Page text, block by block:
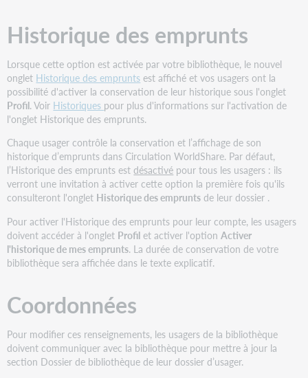
Historique des emprunts
Lorsque cette option est activée par votre bibliothèque, le nouvel
onglet Historique des emprunts est affiché et vos usagers ont la
possibilité d'activer la conservation de leur historique sous l'onglet
Profil. Voir Historiques pour plus d'informations sur l'activation de
l'onglet Historique des emprunts.
Chaque usager contrôle la conservation et l’affichage de son
historique d’emprunts dans Circulation WorldShare. Par défaut,
l’Historique des emprunts estdésactivé pour tous les usagers : ils
verront une invitation à activer cette option la première fois qu'ils
consulteront l'onglet Historique des emprunts de leur dossier .
Pour activer l'Historique des emprunts pour leur compte, les usagers
doivent accéder à l'onglet Profil et activer l'optionActiver
l'historique de mes emprunts. La durée de conservation de votre
bibliothèque sera affichée dans le texte explicatif.
Coordonnées
Pour modifier ces renseignements, les usagers de la bibliothèque
doivent communiquer avec la bibliothèque pour mettre à jour la
section Dossier de bibliothèque de leur dossier d’usager.